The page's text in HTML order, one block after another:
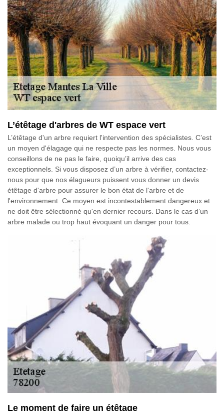
L’étêtage d'arbres de WT espace vert
L’étêtage d'un arbre requiert l'intervention des spécialistes. C’est
un moyen d'élagage qui ne respecte pas les normes. Nous vous
conseillons de ne pas le faire, quoiqu’il arrive des cas
exceptionnels. Si vous disposez d’un arbre à vérifier, contactez-
nous pour que nos élagueurs puissent vous donner un devis
étêtage d'arbre pour assurer le bon état de l'arbre et de
l'environnement. Ce moyen est incontestablement dangereux et
ne doit être sélectionné qu'en dernier recours. Dans le cas d’un
arbre malade ou trop haut évoquant un danger pour tous.
Le moment de faire un étêtage